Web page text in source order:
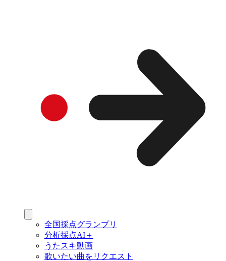
全国採点グランプリ
分析採点AI＋
うたスキ動画
歌いたい曲をリクエスト